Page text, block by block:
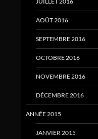
AOÛT 2016
SEPTEMBRE 2016
OCTOBRE 2016
NOVEMBRE 2016
DÉCEMBRE 2016
ANNÉE 2015
JANVIER 2015